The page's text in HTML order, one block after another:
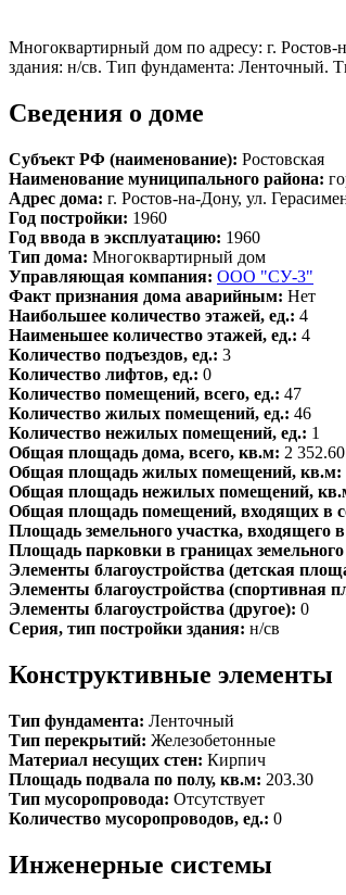
Многоквартирный дом по адресу: г.
здания: н/св. Тип фундамента: Ленточный.
Сведения о доме
Субъект РФ (наименование): Ростовская
Наименование муниципального района:
Адрес дома: г. Ростов-на-Дону, ул.
Год постройки: 1960
Год ввода в эксплуатацию: 1960
Тип дома: Многоквартирный дом
Управляющая компания: ООО "СУ-3"
Факт признания дома аварийным: Нет
Наибольшее количество этажей, ед.: 4
Наименьшее количество этажей, ед.: 4
Количество подъездов, ед.: 3
Количество лифтов, ед.: 0
Количество помещений, всего, ед.: 47
Количество жилых помещений, ед.: 46
Количество нежилых помещений, ед.: 1
Общая площадь дома, всего, кв.м: 2 352.60
Общая площадь жилых помещений, кв.м:
Общая площадь нежилых помещений,
Общая площадь помещений, входящих в
Площадь земельного участка, входящего
Площадь парковки в границах
Элементы благоустройства (детская
Элементы благоустройства (спортивная
Элементы благоустройства (другое): 0
Серия, тип постройки здания: н/св
Конструктивные элементы
Тип фундамента: Ленточный
Тип перекрытий: Железобетонные
Материал несущих стен: Кирпич
Площадь подвала по полу, кв.м: 203.30
Тип мусоропровода: Отсутствует
Количество мусоропроводов, ед.: 0
Инженерные системы